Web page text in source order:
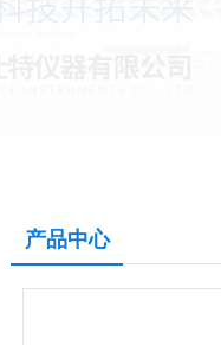
产品中心